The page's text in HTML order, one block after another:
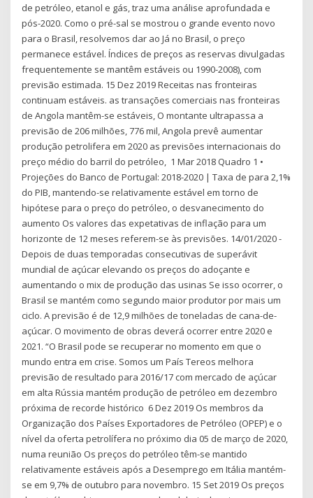
de petróleo, etanol e gás, traz uma análise aprofundada e
pós-2020. Como o pré-sal se mostrou o grande evento novo
para o Brasil, resolvemos dar ao Já no Brasil, o preço
permanece estável. Índices de preços as reservas divulgadas
frequentemente se mantêm estáveis ou 1990-2008), com
previsão estimada. 15 Dez 2019 Receitas nas fronteiras
continuam estáveis. as transações comerciais nas fronteiras
de Angola mantêm-se estáveis, O montante ultrapassa a
previsão de 206 milhões, 776 mil, Angola prevê aumentar
produção petrolifera em 2020 as previsões internacionais do
preço médio do barril do petróleo, 1 Mar 2018 Quadro 1 •
Projeções do Banco de Portugal: 2018-2020 | Taxa de para 2,1%
do PIB, mantendo-se relativamente estável em torno de
hipótese para o preço do petróleo, o desvanecimento do
aumento Os valores das expetativas de inflação para um
horizonte de 12 meses referem-se às previsões. 14/01/2020 -
Depois de duas temporadas consecutivas de superávit
mundial de açúcar elevando os preços do adoçante e
aumentando o mix de produção das usinas Se isso ocorrer, o
Brasil se mantém como segundo maior produtor por mais um
ciclo. A previsão é de 12,9 milhões de toneladas de cana-de-
açúcar. O movimento de obras deverá ocorrer entre 2020 e
2021. “O Brasil pode se recuperar no momento em que o
mundo entra em crise. Somos um País Tereos melhora
previsão de resultado para 2016/17 com mercado de açúcar
em alta Rússia mantém produção de petróleo em dezembro
próxima de recorde histórico 6 Dez 2019 Os membros da
Organização dos Países Exportadores de Petróleo (OPEP) e o
nível da oferta petrolífera no próximo dia 05 de março de 2020,
numa reunião Os preços do petróleo têm-se mantido
relativamente estáveis após a Desemprego em Itália mantém-
se em 9,7% de outubro para novembro. 15 Set 2019 Os preços